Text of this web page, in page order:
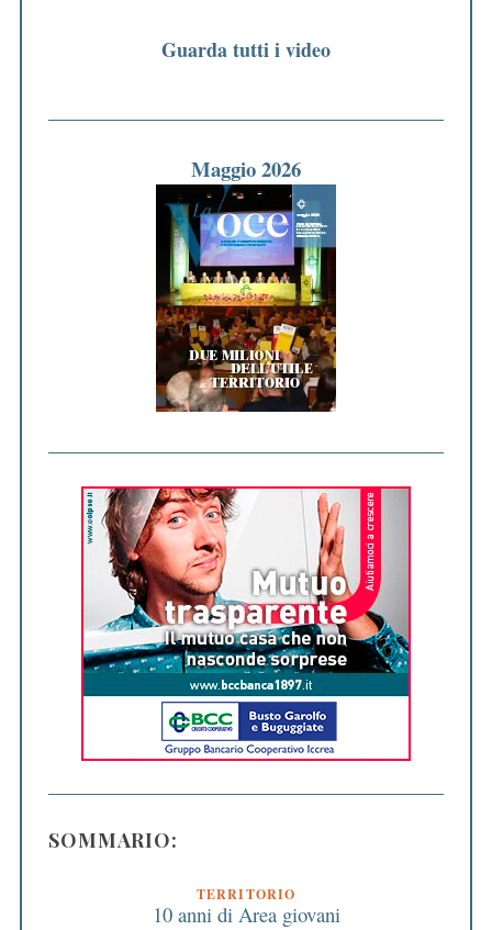
Guarda tutti i video
Maggio 2026
SOMMARIO:
TERRITORIO
10 anni di Area giovani